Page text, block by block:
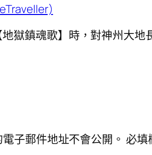
獄鎮魂歌】時，對神州大
子郵件地址不會公開。 必填